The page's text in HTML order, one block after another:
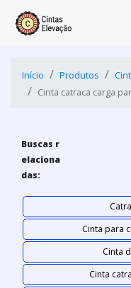
Início Produtos
Cinta catraca carga
Buscas r
elaciona
das:
Cinta para
Cinta
Cinta